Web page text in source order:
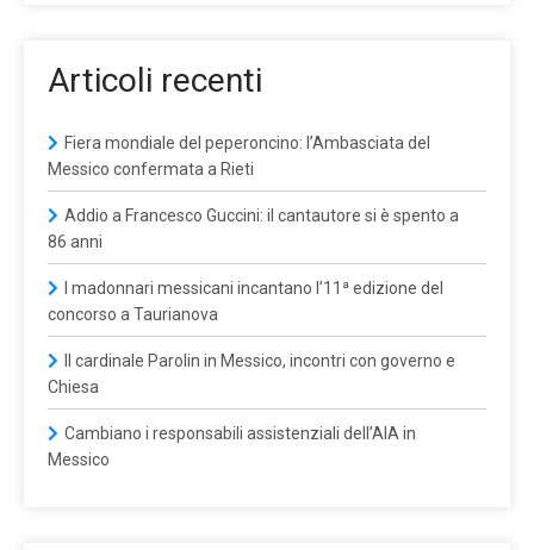
Articoli recenti
Fiera mondiale del peperoncino: l’Ambasciata del
Messico confermata a Rieti
Addio a Francesco Guccini: il cantautore si è spento a
86 anni
I madonnari messicani incantano l’11ª edizione del
concorso a Taurianova
Il cardinale Parolin in Messico, incontri con governo e
Chiesa
Cambiano i responsabili assistenziali dell’AIA in
Messico